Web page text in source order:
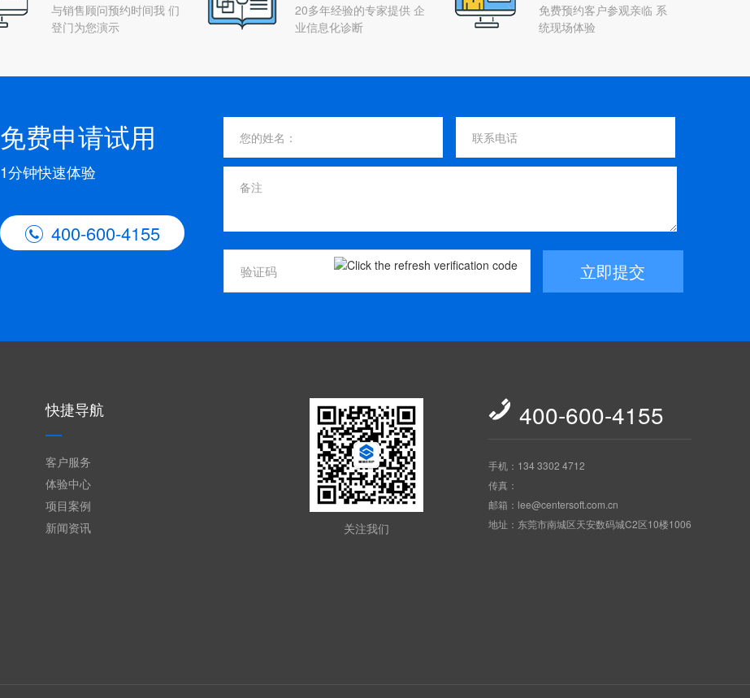
与销售顾问预约时间我 们
登门为您演示
20多年经验的专家提供 企
业信息化诊断
免费预约客户参观亲临 系
统现场体验
免费申请试用
1分钟快速体验
 400-600-4155
立即提交
快捷导航
客户服务
体验中心
项目案例
新闻资讯
 400-600-4155
手机：134 3302 4712
传真：
邮箱：lee@centersoft.com.cn
地址：东莞市南城区天安数码城C2区10楼1006
关注我们